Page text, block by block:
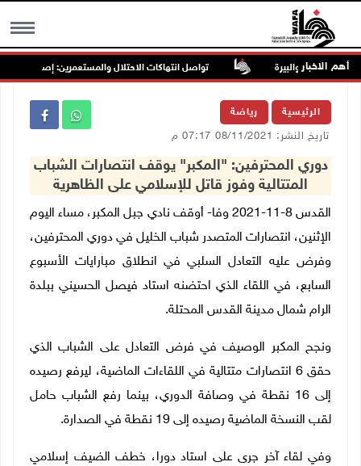
MENU أهم الاخبار تواصل انتهاكات الاحتلال والمستعمرين: إصابات
الرئيسية رياضة
تاريخ النشر: 08/11/2021 07:17 م
دوري المحترفين: "المكبر" يوقف انتصارات الشباب
المتتالية وفوز قاتل للإسلامي على الظاهرية
القدس 8-11-2021 وفا- أوقف نادي جبل المكبر، مساء اليوم
الإثنين، انتصارات المتصدر شباب الخليل في دوري المحترفين،
وفرض عليه التعادل السلبي في انطلاق مبارايات الأسبوع
السابع، في اللقاء الذي احتضنه استاد فيصل الحسيني ببلدة
الرام شمال مدينة القدس المحتلة.
ونجح المكبر الوصيف في فرض التعادل على الشباب الذي
حقق 6 انتصارات متتالية في اللقاءات الماضية، ليرفع رصيده
إلى 16 نقطة في وصافة الدوري، بينما رفع الشباب حامل
لقب النسخة الماضية رصيده إلى 19 نقطة في الصدارة.
وفي لقاء آخر جرى على استاد دورا، خطف الضيف إسلامي